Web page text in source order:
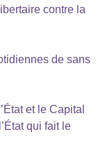
contre la
de sans
et le Capital
qui fait le